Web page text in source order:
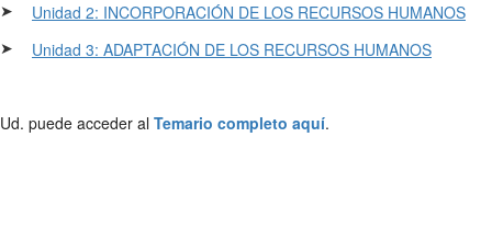
➤
Unidad 2: INCORPORACIÓN DE LOS RECURSOS HUMANOS
➤
Unidad 3: ADAPTACIÓN DE LOS RECURSOS HUMANOS
Ud. puede acceder al Temario completo aquí.